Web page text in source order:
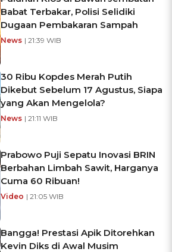
Babat Terbakar, Polisi Selidiki
Dugaan Pembakaran Sampah
News | 21:39 WIB
30 Ribu Kopdes Merah Putih
Dikebut Sebelum 17 Agustus, Siapa
yang Akan Mengelola?
News | 21:11 WIB
Prabowo Puji Sepatu Inovasi BRIN
Berbahan Limbah Sawit, Harganya
Cuma 60 Ribuan!
Video | 21:05 WIB
Bangga! Prestasi Apik Ditorehkan
Kevin Diks di Awal Musim